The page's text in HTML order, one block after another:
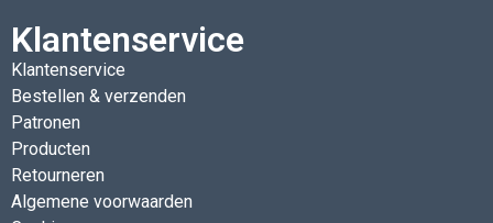
Klantenservice
Klantenservice
Bestellen & verzenden
Patronen
Producten
Retourneren
Algemene voorwaarden